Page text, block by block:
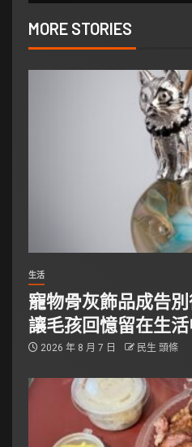
MORE STORIES
生活
寵物骨灰飾品成告
讓毛孩回憶留在生活
2026 年 8 月 7 日 民生 頭條